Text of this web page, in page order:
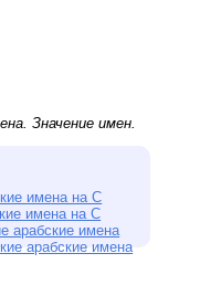
. Значение имен.
имена на С
имена на С
арабские имена
арабские имена